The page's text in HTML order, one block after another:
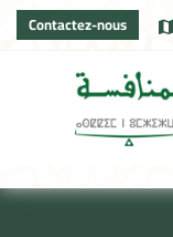
Contactez-nous